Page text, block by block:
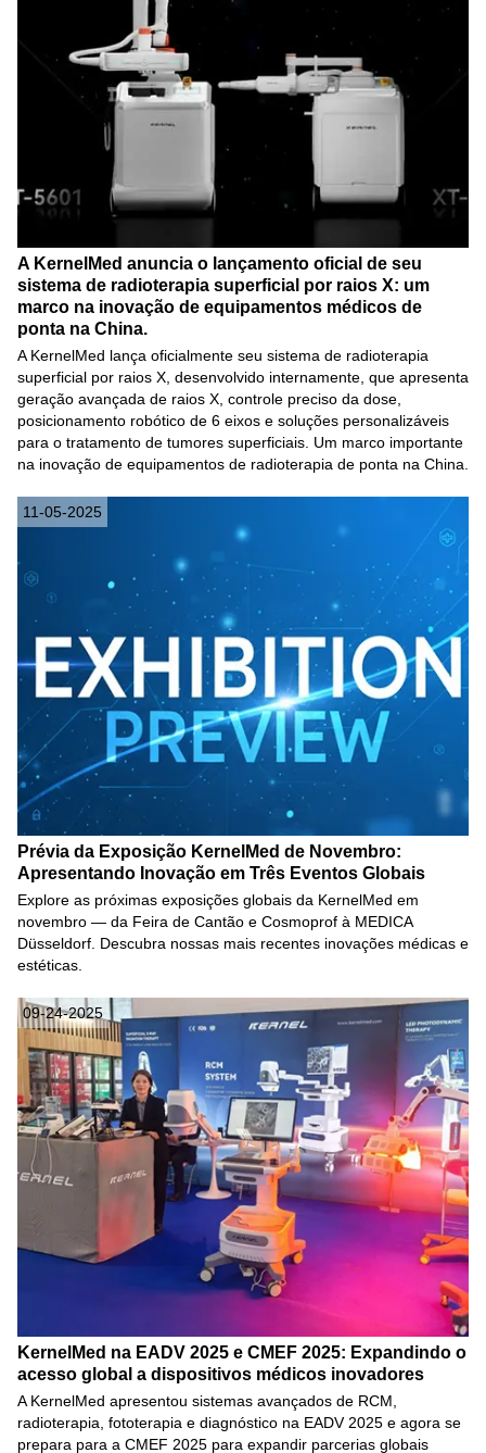
A KernelMed anuncia o lançamento oficial de seu
sistema de radioterapia superficial por raios X: um
marco na inovação de equipamentos médicos de
ponta na China.
A KernelMed lança oficialmente seu sistema de radioterapia
superficial por raios X, desenvolvido internamente, que apresenta
geração avançada de raios X, controle preciso da dose,
posicionamento robótico de 6 eixos e soluções personalizáveis ​​
para o tratamento de tumores superficiais. Um marco importante
na inovação de equipamentos de radioterapia de ponta na China.
11-05-2025
Prévia da Exposição KernelMed de Novembro:
Apresentando Inovação em Três Eventos Globais
Explore as próximas exposições globais da KernelMed em
novembro — da Feira de Cantão e Cosmoprof à MEDICA
Düsseldorf. Descubra nossas mais recentes inovações médicas e
estéticas.
09-24-2025
KernelMed na EADV 2025 e CMEF 2025: Expandindo o
acesso global a dispositivos médicos inovadores
A KernelMed apresentou sistemas avançados de RCM,
radioterapia, fototerapia e diagnóstico na EADV 2025 e agora se
prepara para a CMEF 2025 para expandir parcerias globais